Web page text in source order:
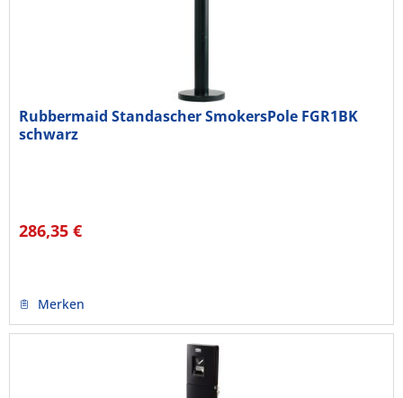
Rubbermaid Standascher SmokersPole FGR1BK
schwarz
286,35 €
Merken